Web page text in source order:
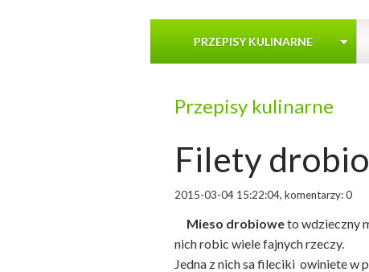
PRZEPISY KULINARNE
Przepisy kulinarne
Filety
2015-03-04 15:22:04, komentarzy: 0
Mieso drobioweto wdzieczny
nich robic wiele fajnych rzeczy.
Jedna z nich sa fileciki owiniete w